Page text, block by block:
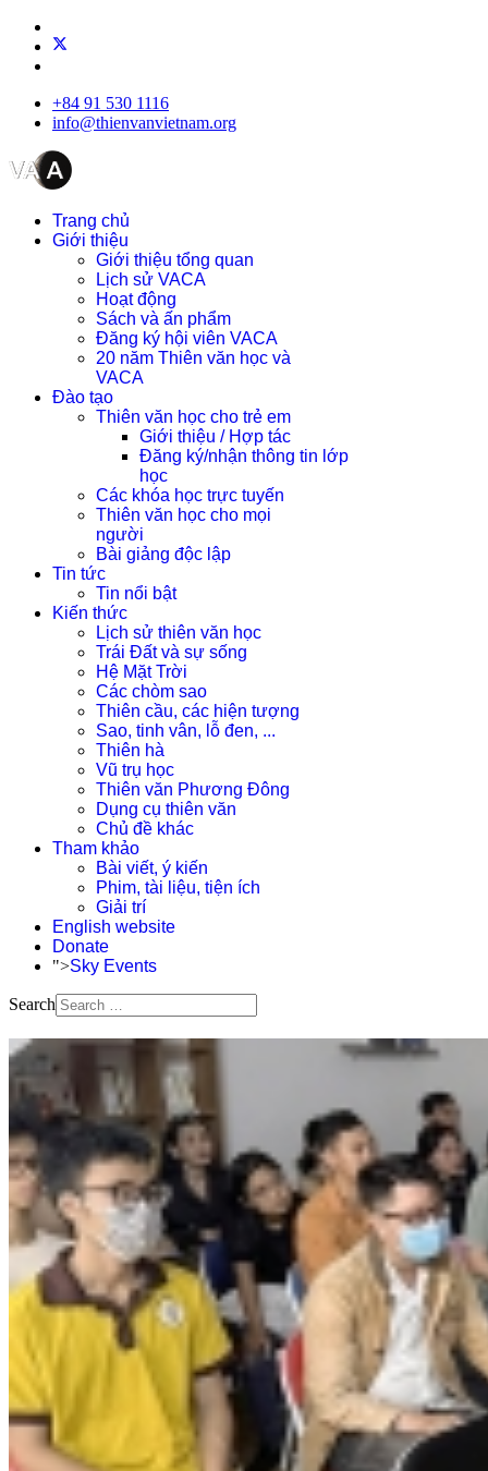
+84 91 530 1116
info@thienvanvietnam.org
Trang chủ
Giới thiệu
Giới thiệu tổng quan
Lịch sử VACA
Hoạt động
Sách và ấn phẩm
Đăng ký hội viên VACA
20 năm Thiên văn học và
VACA
Đào tạo
Thiên văn học cho trẻ em
Giới thiệu / Hợp tác
Đăng ký/nhận thông tin lớp
học
Các khóa học trực tuyến
Thiên văn học cho mọi
người
Bài giảng độc lập
Tin tức
Tin nổi bật
Kiến thức
Lịch sử thiên văn học
Trái Đất và sự sống
Hệ Mặt Trời
Các chòm sao
Thiên cầu, các hiện tượng
Sao, tinh vân, lỗ đen, ...
Thiên hà
Vũ trụ học
Thiên văn Phương Đông
Dụng cụ thiên văn
Chủ đề khác
Tham khảo
Bài viết, ý kiến
Phim, tài liệu, tiện ích
Giải trí
English website
Donate
">Sky Events
Search